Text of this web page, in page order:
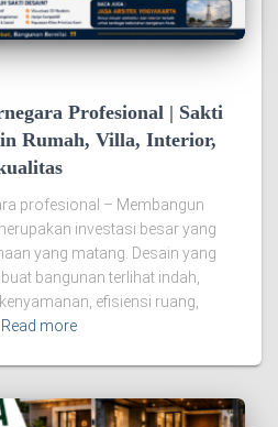
Profesional | Sakti
Rumah, Villa, Interior,
profesional – Membangun
investasi besar yang
yang matang. Desain yang
bangunan terlihat indah,
efisiensi ruang,
Read more